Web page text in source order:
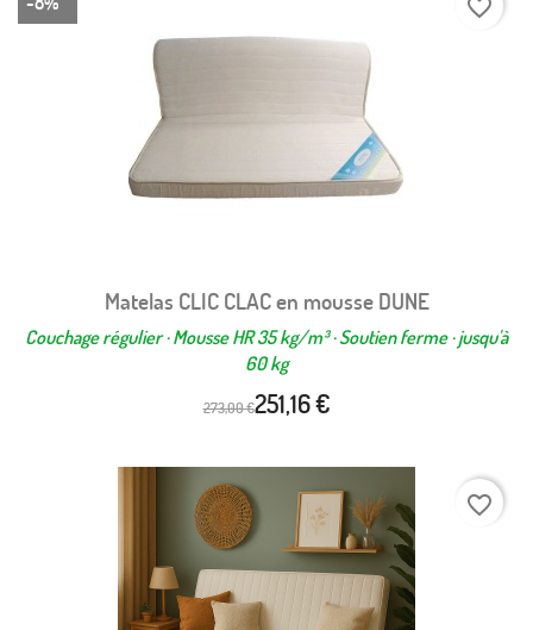
Matelas CLIC CLAC en mousse DUNE
Couchage régulier · Mousse HR 35 kg/m³ · Soutien ferme · jusqu'à
60 kg
273,00 €251,16 €
favorite_border
favorite_border